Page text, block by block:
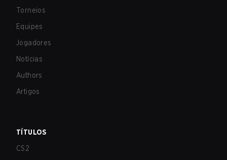
Torneios
Equipes
Jogadores
Notícias
Authors
Artigos
TÍTULOS
CS2